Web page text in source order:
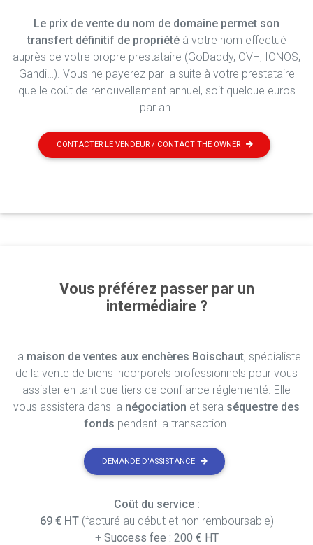
Le prix de vente du nom de domaine permet son
transfert définitif de propriétéà votre nom effectué
auprès de votre propre prestataire (GoDaddy, OVH, IONOS,
Gandi…). Vous ne payerez par la suite à votre prestataire
que le coût de renouvellement annuel, soit quelque euros
par an.
CONTACTER LE VENDEUR / CONTACT THE OWNER
Vous préférez passer par un
intermédiaire ?
La maison de ventes aux enchères Boischaut, spécialiste
de la vente de biens incorporels professionnels pour vous
assister en tant que tiers de confiance réglementé. Elle
vous assistera dans la négociation et sera séquestre des
fonds pendant la transaction.
DEMANDE D'ASSISTANCE
Coût du service :
69 € HT(facturé au début et non remboursable)
+ Success fee : 200 € HT